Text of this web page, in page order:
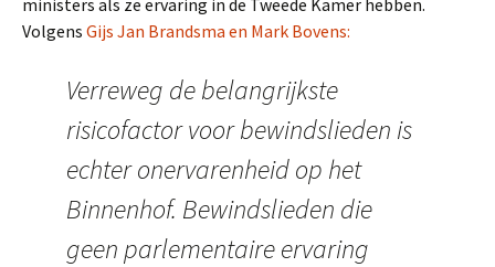
ministers als ze ervaring in de Tweede Kamer hebben.
Volgens Gijs Jan Brandsma en Mark Bovens:
Verreweg de belangrijkste
risicofactor voor bewindslieden is
echter onervarenheid op het
Binnenhof. Bewindslieden die
geen parlementaire ervaring